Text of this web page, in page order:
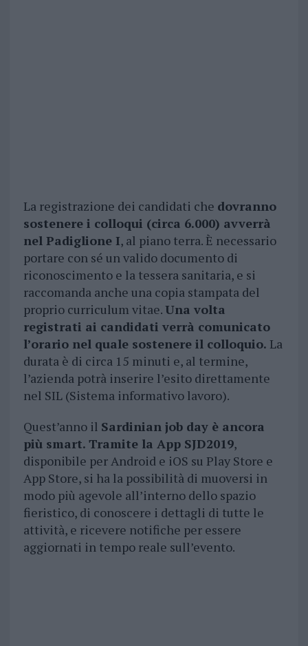
La registrazione dei candidati che dovranno
sostenere i colloqui (circa 6.000) avverrà
nel Padiglione I, al piano terra. È necessario
portare con sé un valido documento di
riconoscimento e la tessera sanitaria, e si
raccomanda anche una copia stampata del
proprio curriculum vitae.Una volta
registrati ai candidati verrà comunicato
l’orario nel quale sostenere il colloquio. La
durata è di circa 15 minuti e, al termine,
l’azienda potrà inserire l’esito direttamente
nel SIL (Sistema informativo lavoro).
Quest’anno il Sardinian job day è ancora
più smart. Tramite la App SJD2019,
disponibile per Android e iOS su Play Store e
App Store, si ha la possibilità di muoversi in
modo più agevole all’interno dello spazio
fieristico, di conoscere i dettagli di tutte le
attività, e ricevere notifiche per essere
aggiornati in tempo reale sull’evento.